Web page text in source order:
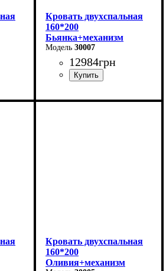
Кровать двухспальная
160*200
Бьянка+механизм
(бежевая)
30007
12984грн
Ширина: 170 см
Кровать двухспальная
160*200
Оливия+механизм